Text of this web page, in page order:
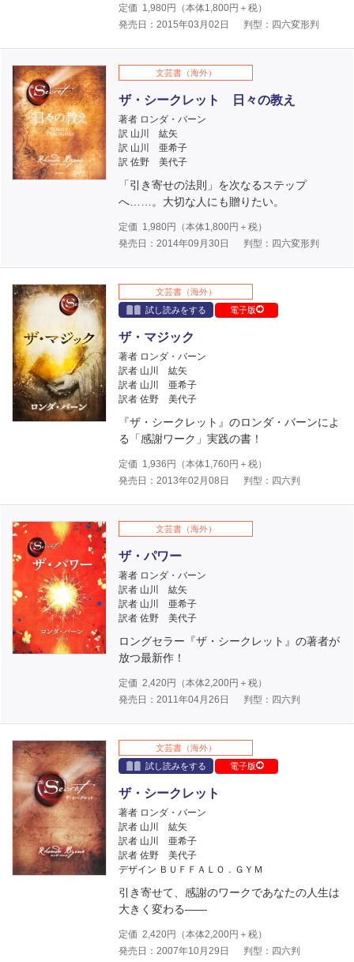
定価 1,980円（本体1,800円＋税）
発売日：2015年03月02日
判型：四六変形判
文芸書（海外）
ザ・シークレット 日々の教え
著者 ロンダ・バーン
訳 山川 紘矢
訳 山川 亜希子
訳 佐野 美代子
「引き寄せの法則」を次なるステップ
へ……。大切な人にも贈りたい。
定価 1,980円（本体1,800円＋税）
発売日：2014年09月30日
判型：四六変形判
文芸書（海外）
試し読みをする
電子版
ザ・マジック
著者 ロンダ・バーン
訳者 山川 紘矢
訳者 山川 亜希子
訳者 佐野 美代子
『ザ・シークレット』のロンダ・バーンによ
る「感謝ワーク」実践の書！
定価 1,936 円（本体1,760円＋税）
発売日：2013年02月08日
判型：四六判
文芸書（海外）
ザ・パワー
著者 ロンダ・バーン
訳者 山川 紘矢
訳者 山川 亜希子
訳者 佐野 美代子
ロングセラー『ザ・シークレット』の著者が
放つ最新作！
定価 2,420円（本体2,200円＋税）
発売日：2011年04月26日
判型：四六判
文芸書（海外）
試し読みをする
電子版
ザ・シークレット
著者 ロンダ・バーン
訳者 山川 紘矢
訳者 山川 亜希子
訳者 佐野 美代子
デザイン ＢＵＦＦＡＬＯ．ＧＹＭ
引き寄せて、感謝のワークであなたの人生は
大きく変わる――
定価 2,420円（本体2,200円＋税）
発売日：2007年10月29日
判型：四六判